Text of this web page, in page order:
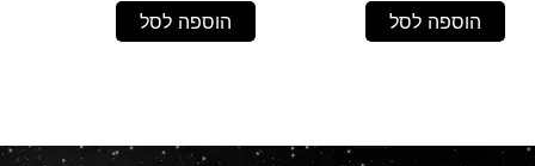
הוספה לסל הוספה לסל